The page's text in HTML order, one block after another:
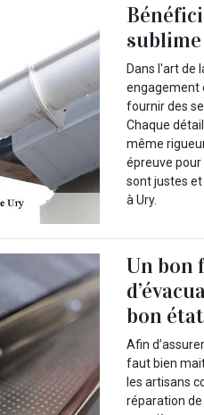
sublime
Dans l'art de
engagement
fournir des
Chaque
même
épreuve
sont justes
à Ury.
Un bon
bon état
Afin
faut bien
les artisans
réparation